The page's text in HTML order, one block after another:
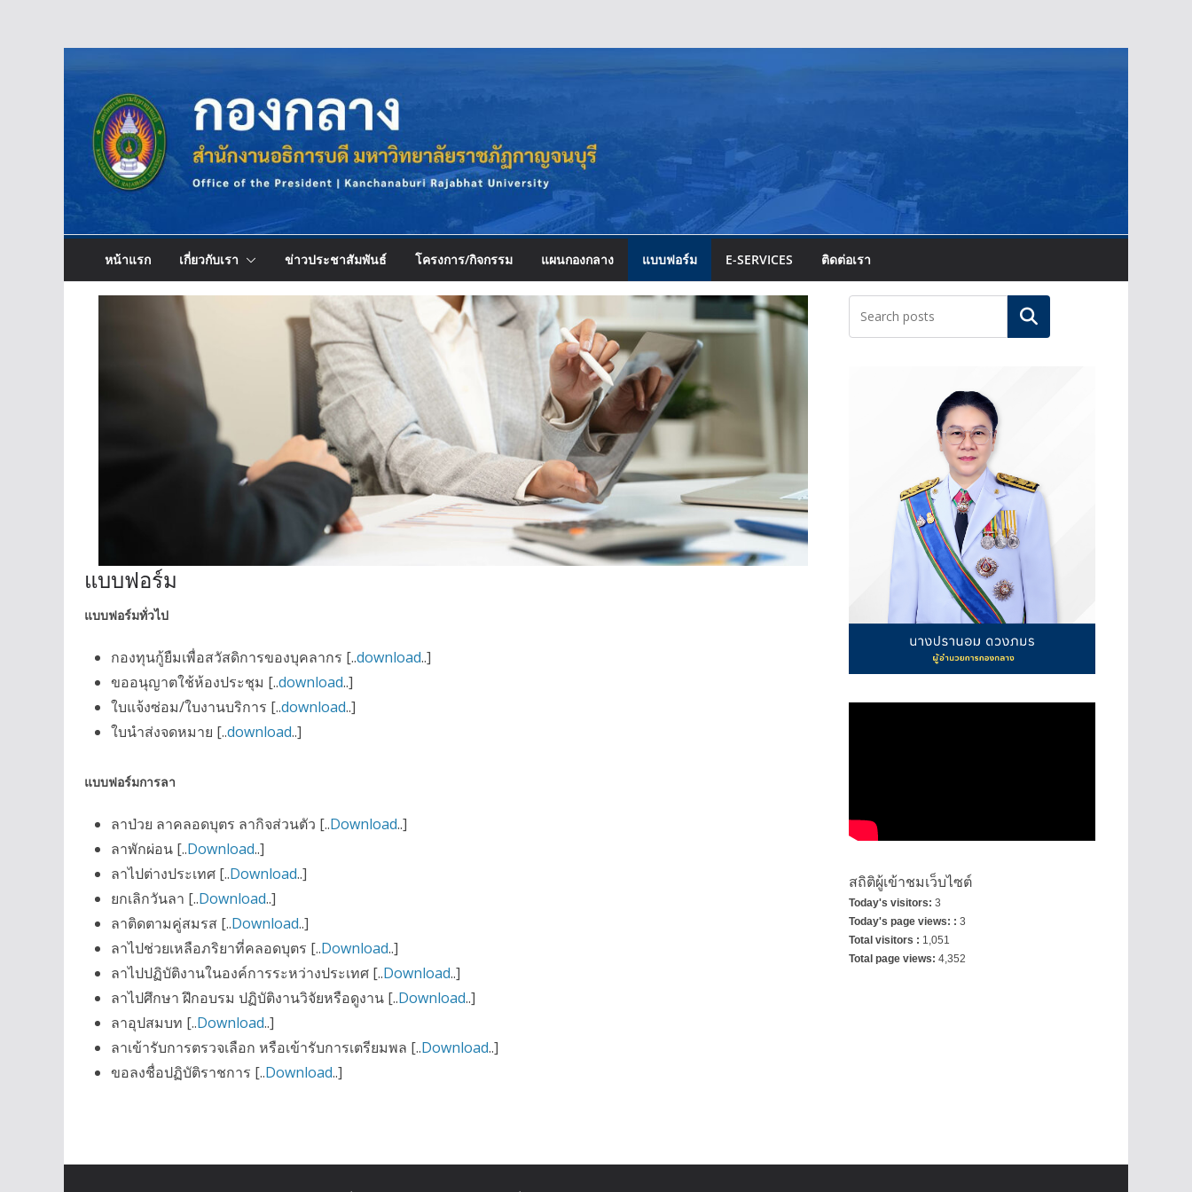
to
content
หน้าแรก เกี่ยวกับเรา ข่าวประชาสัมพันธ์ โครงการ/กิจกรรม แผนกองกลาง แบบฟอร์ม E-SERVICES ติดต่อเรา
แบบฟอร์ม
แบบฟอร์มทั่วไป
กองทุนกู้ยืมเพื่อสวัสดิการของบุคลากร [..download..]
ขออนุญาตใช้ห้องประชุม [..download..]
ใบแจ้งซ่อม/ใบงานบริการ [..download..]
ใบนำส่งจดหมาย [..download..]
แบบฟอร์มการลา
ลาป่วย ลาคลอดบุตร ลากิจส่วนตัว [..Download..]
ลาพักผ่อน [..Download..]
ลาไปต่างประเทศ [..Download..]
ยกเลิกวันลา [..Download..]
ลาติดตามคู่สมรส [..Download..]
ลาไปช่วยเหลือภริยาที่คลอดบุตร [..Download..]
ลาไปปฏิบัติงานในองค์การระหว่างประเทศ [..Download..]
ลาไปศึกษา ฝึกอบรม ปฏิบัติงานวิจัยหรือดูงาน [..Download..]
ลาอุปสมบท [..Download..]
ลาเข้ารับการตรวจเลือก หรือเข้ารับการเตรียมพล [..Download..]
ขอลงชื่อปฏิบัติราชการ [..Download..]
ค้นหา
สถิติผู้เข้าชมเว็บไซต์
Today's visitors: 3
Today's page views: : 3
Total visitors : 1,051
Total page views: 4,352